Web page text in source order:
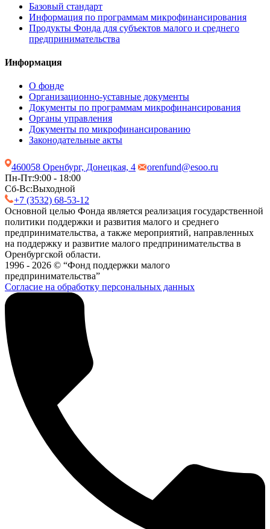
Базовый стандарт
Информация по программам микрофинансирования
Продукты Фонда для субъектов малого и среднего
предпринимательства
Информация
О фонде
Организационно-уставные документы
Документы по программам микрофинансирования
Органы управления
Документы по микрофинансированию
Законодательные акты
460058 Оренбург, Донецкая, 4
orenfund@esoo.ru
Пн-Пт:9:00 - 18:00
Сб-Вс:Выходной
+7 (3532) 68-53-12
Основной целью Фонда является реализация государственной
политики поддержки и развития малого и среднего
предпринимательства, а также мероприятий, направленных
на поддержку и развитие малого предпринимательства в
Оренбургской области.
1996 - 2026 © “Фонд поддержки малого
предпринимательства”
Согласие на обработку персональных данных